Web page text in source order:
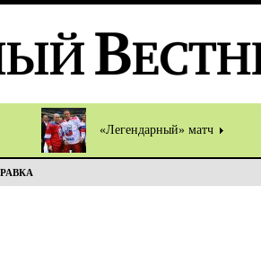
«Легендарный» матч